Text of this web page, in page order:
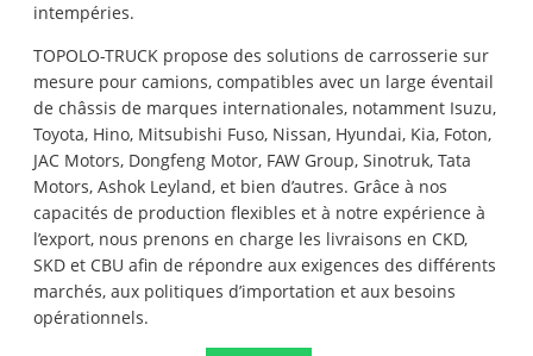
intempéries.
TOPOLO-TRUCK propose des solutions de carrosserie sur
mesure pour camions, compatibles avec un large éventail
de châssis de marques internationales, notamment Isuzu,
Toyota, Hino, Mitsubishi Fuso, Nissan, Hyundai, Kia, Foton,
JAC Motors, Dongfeng Motor, FAW Group, Sinotruk, Tata
Motors, Ashok Leyland, et bien d’autres. Grâce à nos
capacités de production flexibles et à notre expérience à
l’export, nous prenons en charge les livraisons en CKD,
SKD et CBU afin de répondre aux exigences des différents
marchés, aux politiques d’importation et aux besoins
opérationnels.